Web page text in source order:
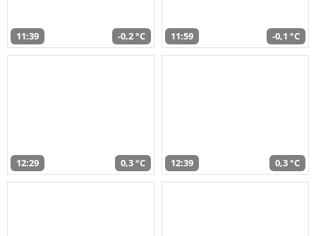
11:39 -0,2 °C 11:59 -0,1 °C
12:29 0,3 °C 12:39 0,3 °C